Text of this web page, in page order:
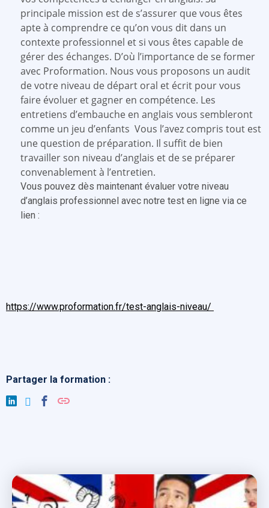
principale mission est de s’assurer que vous êtes
apte à comprendre ce qu’on vous dit dans un
contexte professionnel et si vous êtes capable de
gérer des échanges. D’où l’importance de se former
avec Proformation. Nous vous proposons un audit
de votre niveau de départ oral et écrit pour vous
faire évoluer et gagner en compétence. Les
entretiens d’embauche en anglais vous sembleront
comme un jeu d’enfants Vous l’avez compris tout est
une question de préparation. Il suffit de bien
travailler son niveau d’anglais et de se préparer
convenablement à l’entretien.
Vous pouvez dès maintenant évaluer votre niveau
d’anglais professionnel avec notre test en ligne via ce
lien :
https://www.proformation.fr/test-anglais-niveau/
Partager la formation :